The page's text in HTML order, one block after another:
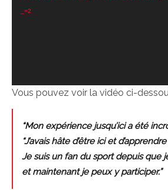
_=2
Vous pouvez voir la vidéo ci-
“Mon expérience jusqu’ici a été
“J’avais hâte d’être ici et
Je suis un fan du sport depuis que
et maintenant je peux y participer.”